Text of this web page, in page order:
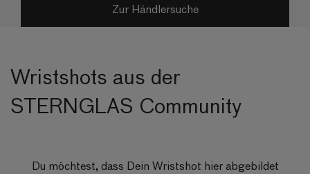
Zur Händlersuche
Wristshots aus der
STERNGLAS Community
Du möchtest, dass Dein Wristshot hier abgebildet